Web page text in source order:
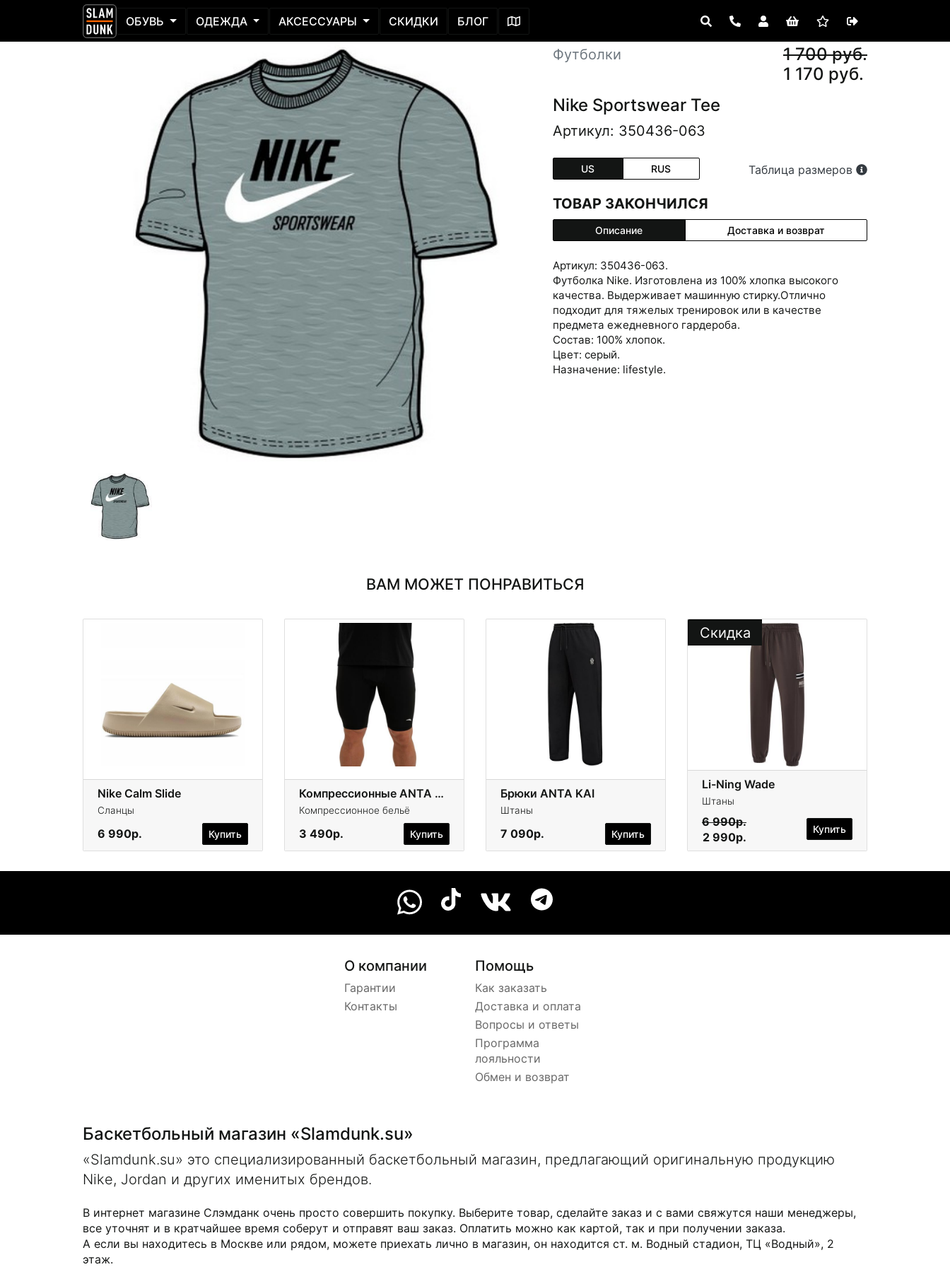
ОБУВЬ ОДЕЖДА АКСЕССУАРЫ СКИДКИ БЛОГ
Футболки
1 700 руб.
1 170 руб.
Nike Sportswear Tee
Артикул: 350436-063
US RUS Таблица размеров
ТОВАР ЗАКОНЧИЛСЯ
Описание Доставка и возврат
Артикул: 350436-063.
Футболка Nike. Изготовлена из 100% хлопка высокого
качества. Выдерживает машинную стирку.Отлично
подходит для тяжелых тренировок или в качестве
предмета ежедневного гардероба.
Состав: 100% хлопок.
Цвет: серый.
Назначение: lifestyle.
ВАМ МОЖЕТ ПОНРАВИТЬСЯ
Nike Calm Slide
Сланцы
6 990р. Купить
Компрессионные ANTA BASKETBALL
Компрессионное бельё
3 490р. Купить
Брюки ANTA KAI
Штаны
7 090р. Купить
Скидка
Li-Ning Wade
Штаны
6 990р.
2 990р.
Купить
О компании
Гарантии
Контакты
Помощь
Как заказать
Доставка и оплата
Вопросы и ответы
Программа
лояльности
Обмен и возврат
Баскетбольный магазин «Slamdunk.su»
«Slamdunk.su» это специализированный баскетбольный магазин, предлагающий оригинальную продукцию
Nike, Jordan и других именитых брендов.
В интернет магазине Слэмданк очень просто совершить покупку. Выберите товар, сделайте заказ и с вами свяжутся наши менеджеры,
все уточнят и в кратчайшее время соберут и отправят ваш заказ. Оплатить можно как картой, так и при получении заказа.
А если вы находитесь в Москве или рядом, можете приехать лично в магазин, он находится ст. м. Водный стадион, ТЦ «Водный», 2
этаж.